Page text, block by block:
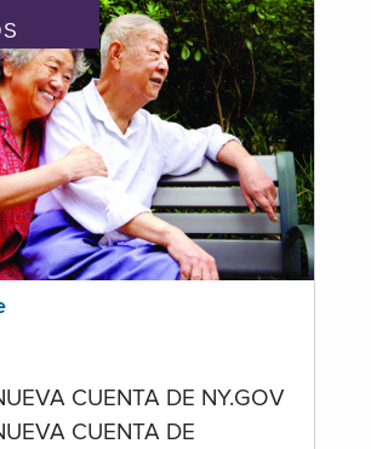
CUENTA DE NY.GOV
CUENTA DE